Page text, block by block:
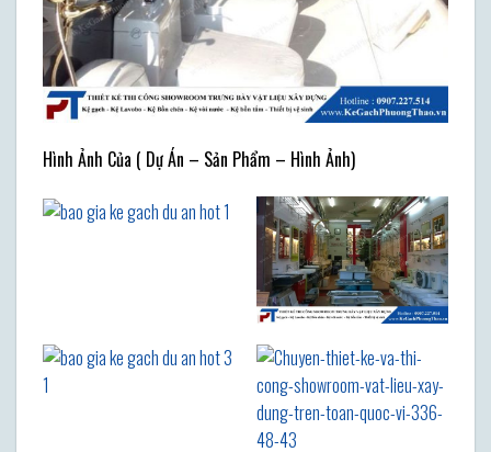
Hình Ảnh Của ( Dự Án – Sản Phẩm – Hình Ảnh)